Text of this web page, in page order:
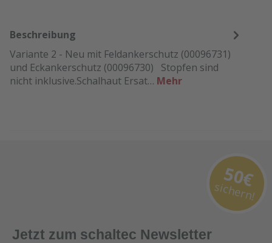
Beschreibung
Variante 2 - Neu mit Feldankerschutz (00096731)
und Eckankerschutz (00096730) Stopfen sind
nicht inklusive.Schalhaut Ersat… Mehr
Jetzt zum schaltec Newsletter
50€
sichern!